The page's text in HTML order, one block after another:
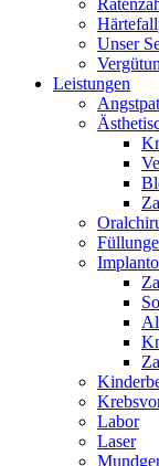
Unser
Leistungen
Labor
Laser